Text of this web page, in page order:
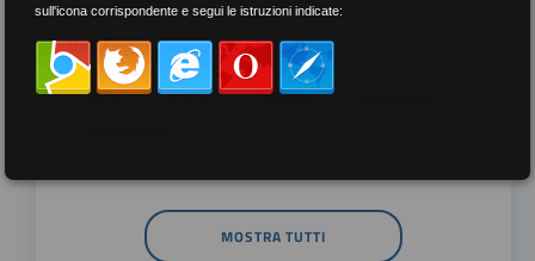
per tag
##DS ##FGU ##Gilda
MOSTRA TUTTI
sull'icona corrispondente e segui le istruzioni indicate: